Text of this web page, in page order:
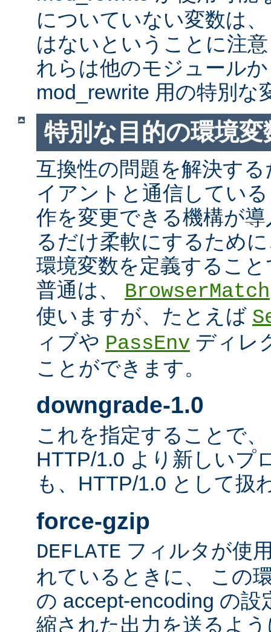
についていない変数は
はないということに注
れらは他のモジュール
mod_rewrite 用の特別な
特別な目的の環境変
互換性の問題を解決す
イアントと通信してい
作を変更できる機構が
るだけ柔軟にするため
環境変数を定義するこ
普通は、 BrowserMatch
使いますが、たとえば
ィブや PassEnv ディレ
ことができます。
downgrade-1.0
これを指定することで
HTTP/1.0 より新しいプ
も、HTTP/1.0 として扱
force-gzip
DEFLATE フィルタが使
れているときに、 この
の accept-encoding の
縮された出力を送るよ